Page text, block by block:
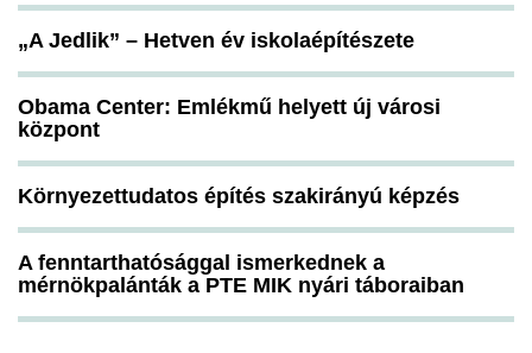
„A Jedlik” – Hetven év iskolaépítészete
Obama Center: Emlékmű helyett új városi
központ
Környezettudatos építés szakirányú képzés
A fenntarthatósággal ismerkednek a
mérnökpalánták a PTE MIK nyári táboraiban